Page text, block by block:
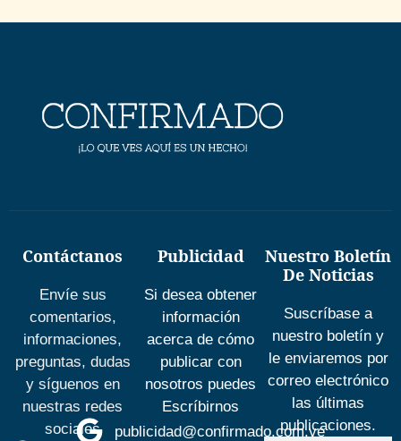
Contáctanos
Envíe sus
comentarios,
informaciones,
preguntas, dudas
y síguenos en
nuestras redes
sociales
Publicidad
Si desea obtener
información
acerca de cómo
publicar con
nosotros puedes
Escríbirnos
publicidad@confirmado.com.ve
Nuestro Boletín
De Noticias
Suscríbase a
nuestro boletín y
le enviaremos por
correo electrónico
las últimas
publicaciones.